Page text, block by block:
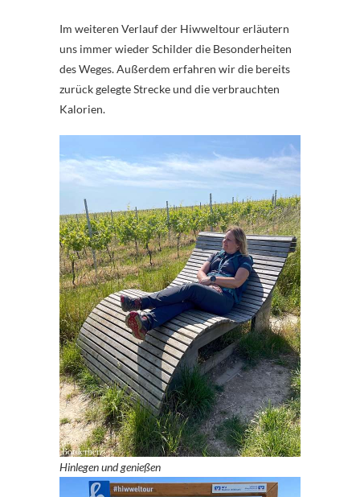
Im weiteren Verlauf der Hiwweltour erläutern
uns immer wieder Schilder die Besonderheiten
des Weges. Außerdem erfahren wir die bereits
zurück gelegte Strecke und die verbrauchten
Kalorien.
Hinlegen und genießen